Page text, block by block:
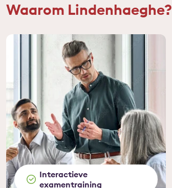
Waarom Lindenhaeghe?
Interactieve
examentraining